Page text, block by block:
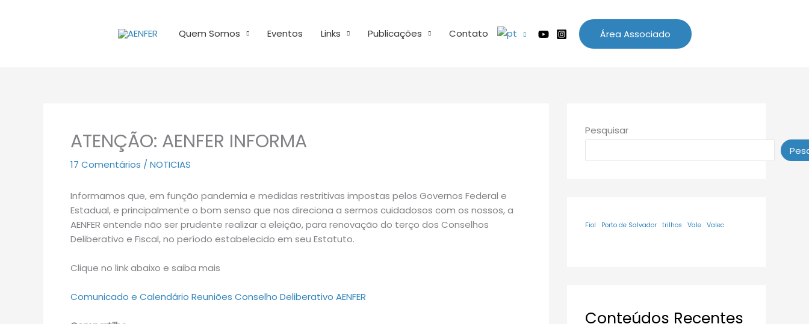
Quem Somos Eventos Links Publicações Contato Área Associado
ATENÇÃO: AENFER INFORMA
17 Comentários / NOTICIAS
Informamos que, em função pandemia e medidas restritivas impostas pelos Governos Federal e
Estadual, e principalmente o bom senso que nos direciona a sermos cuidadosos com os nossos, a
AENFER entende não ser prudente realizar a eleição, para renovação do terço dos Conselhos
Deliberativo e Fiscal, no período estabelecido em seu Estatuto.
Clique no link abaixo e saiba mais
Comunicado e Calendário Reuniões Conselho Deliberativo AENFER
Pesquisar
Fiol Porto de Salvador trilhos Vale Valec
Conteúdos Recentes